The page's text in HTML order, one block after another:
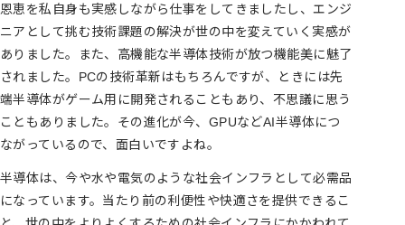
恩恵を私自身も実感しながら仕事をしてきましたし、エンジ
ニアとして挑む技術課題の解決が世の中を変えていく実感が
ありました。また、高機能な半導体技術が放つ機能美に魅了
されました。PCの技術革新はもちろんですが、ときには先
端半導体がゲーム用に開発されることもあり、不思議に思う
こともありました。その進化が今、GPUなどAI半導体につ
ながっているので、面白いですよね。
半導体は、今や水や電気のような社会インフラとして必需品
になっています。当たり前の利便性や快適さを提供できるこ